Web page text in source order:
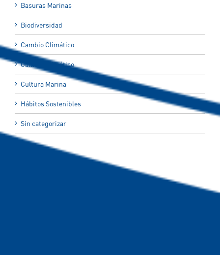
Basuras Marinas
Biodiversidad
Cambio Climático
Cambio Climático
Cultura Marina
Hábitos Sostenibles
Sin categorizar